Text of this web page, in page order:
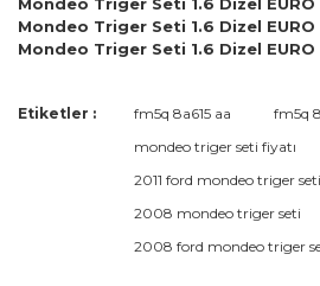
Mondeo Triger Seti 1.6 Dizel EURO
Mondeo Triger Seti 1.6 Dizel EURO
Bu ürüne ilk yorumu
Yorum Yaz
Bu ürünün fiyat bilgisi, resim, ürün
kullanarak tarafımıza iletebilirsiniz.
Görüş ve önerileriniz için teşekkür
Etiketler : fm5q 8a615 aa
fm5q
mondeo triger seti fiyatı
2011 ford mondeo triger
2008 mondeo triger seti
2008 ford mondeo triger